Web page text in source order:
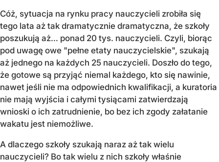
Cóż, sytuacja na rynku pracy nauczycieli zrobiła się
tego lata aż tak dramatycznie dramatyczna, że szkoły
poszukują aż… ponad 20 tys. nauczycieli. Czyli, biorąc
pod uwagę owe "pełne etaty nauczycielskie", szukają
aż jednego na każdych 25 nauczycieli. Doszło do tego,
że gotowe są przyjąć niemal każdego, kto się nawinie,
nawet jeśli nie ma odpowiednich kwalifikacji, a kuratoria
nie mają wyjścia i całymi tysiącami zatwierdzają
wnioski o ich zatrudnienie, bo bez ich zgody załatanie
wakatu jest niemożliwe.
A dlaczego szkoły szukają naraz aż tak wielu
nauczycieli? Bo tak wielu z nich szkoły właśnie